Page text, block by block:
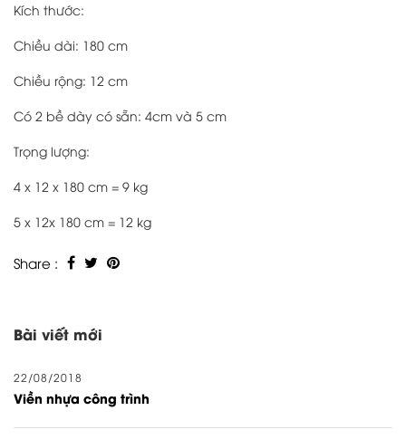
Kích thước:
Chiều dài: 180 cm
Chiều rộng: 12 cm
Có 2 bề dày có sẵn: 4cm và 5 cm
Trọng lượng:
4 x 12 x 180 cm = 9 kg
5 x 12x 180 cm = 12 kg
Share :
Bài viết mới
22/08/2018
Viền nhựa công trình